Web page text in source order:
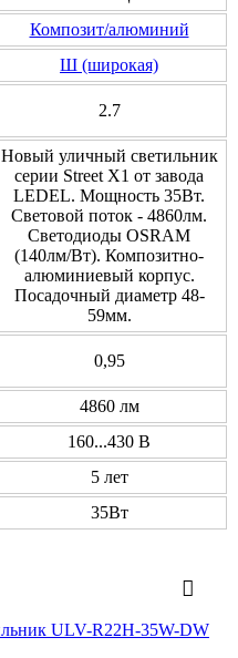
Композит/алюминий
Ш (широкая)
2.7
Новый уличный светильник
серии Street X1 от завода
LEDEL. Мощность 35Вт.
Световой поток - 4860лм.
Светодиоды OSRAM
(140лм/Вт). Композитно-
алюминиевый корпус.
Посадочный диаметр 48-
59мм.
0,95
4860 лм
160...430 В
5 лет
35Вт